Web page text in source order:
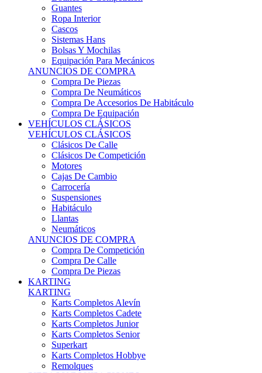
Ropa Interior
Cascos
Sistemas Hans
Bolsas Y Mochilas
Equipación Para Mecánicos
ANUNCIOS DE COMPRA
Compra De Piezas
Compra De Neumáticos
Compra De Accesorios De Habitáculo
Compra De Equipación
VEHÍCULOS CLÁSICOS
VEHÍCULOS CLÁSICOS
Clásicos De Calle
Clásicos De Competición
Motores
Cajas De Cambio
Carrocería
Suspensiones
Habitáculo
Llantas
Neumáticos
ANUNCIOS DE COMPRA
Compra De Competición
Compra De Calle
Compra De Piezas
KARTING
KARTING
Karts Completos Alevín
Karts Completos Cadete
Karts Completos Junior
Karts Completos Senior
Superkart
Karts Completos Hobbye
Remolques
PIEZAS Y EQUIPACIONES